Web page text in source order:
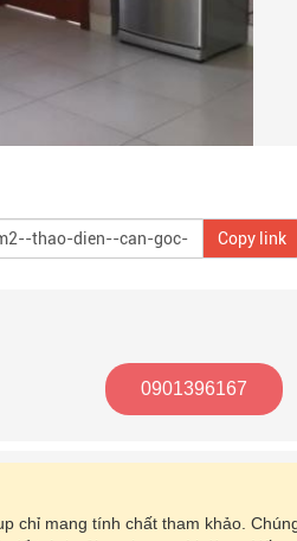
Copy link
0901396167
chỉ mang tính chất tham khảo.